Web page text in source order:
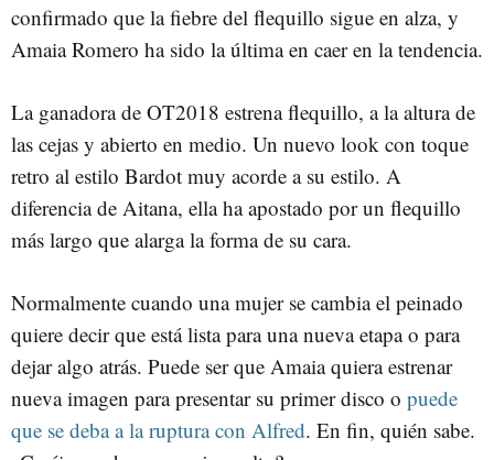
confirmado que la fiebre del flequillo sigue en alza, y
Amaia Romero ha sido la última en caer en la tendencia.
La ganadora de OT2018 estrena flequillo, a la altura de
las cejas y abierto en medio. Un nuevo look con toque
retro al estilo Bardot muy acorde a su estilo. A
diferencia de Aitana, ella ha apostado por un flequillo
más largo que alarga la forma de su cara.
Normalmente cuando una mujer se cambia el peinado
quiere decir que está lista para una nueva etapa o para
dejar algo atrás. Puede ser que Amaia quiera estrenar
nueva imagen para presentar su primer disco o puede
que se deba a la ruptura con Alfred. En fin, quién sabe.